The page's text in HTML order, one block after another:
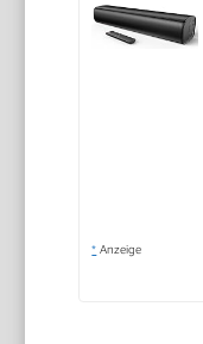
* Anzeige